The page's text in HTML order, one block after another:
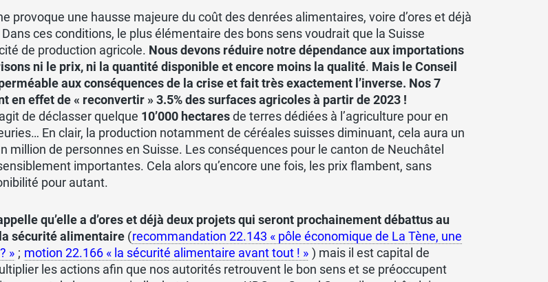
provoque une hausse majeure du coût des denrées alimentaires, voire d’ores et déjà
ces conditions, le plus élémentaire des bons sens voudrait que la Suisse
de production agricole. Nous devons réduire notre dépendance aux importations
ni le prix, ni la quantité disponible et encore moins la qualité. Mais le Conseil
aux conséquences de la crise et fait très exactement l’inverse. Nos 7
en effet de « reconvertir » 3.5% des surfaces agricoles à partir de 2023 !
de déclasser quelque 10’000 hectaresde terres dédiées à l’agriculture pour en
En clair, la production notamment de céréales suisses diminuant, cela aura un
million de personnes en Suisse. Les conséquences pour le canton de Neuchâtel
importantes. Cela alors qu’encore une fois, les prix flambent, sans
pour autant.
qu’elle a d’ores et déjà deux projets qui seront prochainement débattus au
sécurité alimentaire (recommandation 22.143 « pôle économique de La Tène, une
» ; motion 22.166 « la sécurité alimentaire avant tout ! » ) mais il est capital de
les actions afin que nos autorités retrouvent le bon sens et se préoccupent